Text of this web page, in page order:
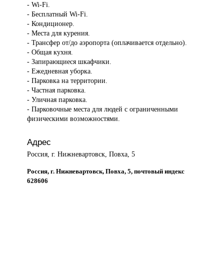
- Wi-Fi.
- Бесплатный Wi-Fi.
- Кондиционер.
- Места для курения.
- Трансфер от/до аэропорта (оплачивается отдельно).
- Общая кухня.
- Запирающиеся шкафчики.
- Ежедневная уборка.
- Парковка на территории.
- Частная парковка.
- Уличная парковка.
- Парковочные места для людей с ограниченными
физическими возможностями.
Адрес
Россия, г. Нижневартовск, Повха, 5
Россия, г. Нижневартовск, Повха, 5, почтовый индекс
628606